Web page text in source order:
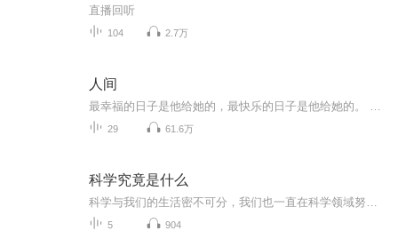
直播回听
104 2.7万
人间
29 61.6万
科学究竟是什么
5 904